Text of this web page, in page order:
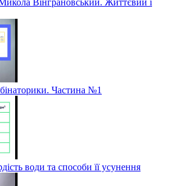
Частина №1
води та способи її усунення